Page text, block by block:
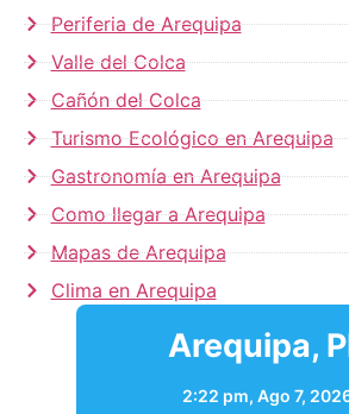
Periferia de Arequipa
Valle del Colca
Cañón del Colca
Turismo Ecológico en Arequipa
Gastronomía en Arequipa
Como llegar a Arequipa
Mapas de Arequipa
Clima en Arequipa
Arequipa,
2:22 pm, Ago 7,